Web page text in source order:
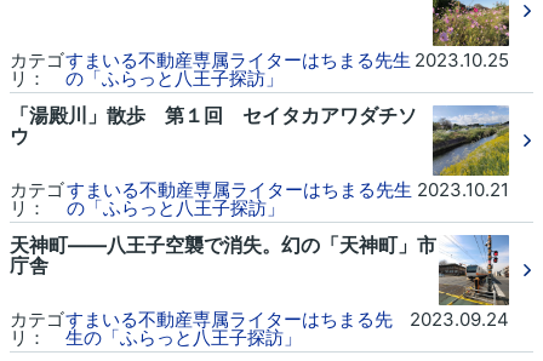
カテゴ
リ：
すまいる不動産専属ライターはちまる先生
の「ふらっと八王子探訪」
2023.10.25
「湯殿川」散歩 第１回 セイタカアワダチソ
ウ
カテゴ
リ：
すまいる不動産専属ライターはちまる先生
の「ふらっと八王子探訪」
2023.10.21
天神町――八王子空襲で消失。幻の「天神町」市
庁舎
カテゴ
リ：
すまいる不動産専属ライターはちまる先
生の「ふらっと八王子探訪」
2023.09.24